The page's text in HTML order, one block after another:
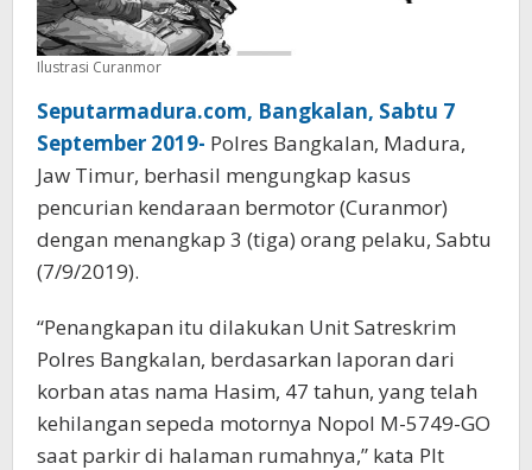
Ilustrasi Curanmor
Seputarmadura.com, Bangkalan, Sabtu 7
September 2019- Polres Bangkalan, Madura,
Jaw Timur, berhasil mengungkap kasus
pencurian kendaraan bermotor (Curanmor)
dengan menangkap 3 (tiga) orang pelaku, Sabtu
(7/9/2019).
“Penangkapan itu dilakukan Unit Satreskrim
Polres Bangkalan, berdasarkan laporan dari
korban atas nama Hasim, 47 tahun, yang telah
kehilangan sepeda motornya Nopol M-5749-GO
saat parkir di halaman rumahnya,” kata Plt